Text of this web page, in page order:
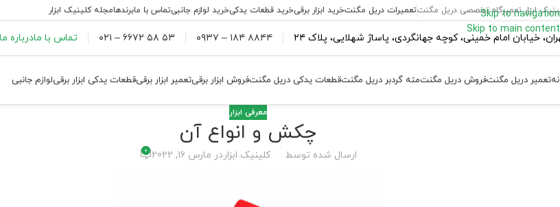
Skip to navigation
Skip to main content
ابزار تعمیرگاه تخصصی دریل مگنتتعمیرات دریل مگنتخرید ابزار برقیخرید قطعات یدکیخرید لوازم جانبیتماس با مابرندهامجله کلینیک ابزار
خیابان امام خمینی، کوچه جهانگردی، پاساژ شهلایی، پلاک ۲۴ ۸۸۴۴ ۱۸۴ – ۰۹۳۷ ۵۳ ۵۸ ۶۶۷۲ – ۰۲۱ تماس با مادرباره ما
تعمیر دریل مگنتفروش دریل مگنتمته گردبر دریل مگنتقطعات یدکی دریل مگنتفروش ابزار برقیتعمیر ابزار برقیقطعات یدکی ابزار برقیلوازم جانبی
معرفی ابزار
چکش و انواع آن
ارسال شده توسط کلینیک ابزاردر مارس 16, 2022 0